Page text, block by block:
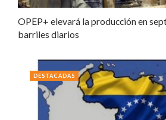
OPEP+ elevará la producción en
barriles diarios
DESTACADAS